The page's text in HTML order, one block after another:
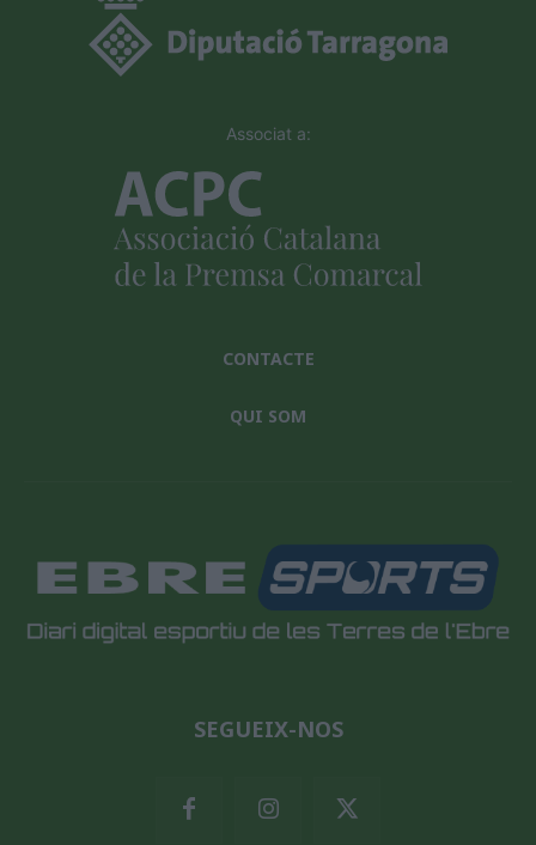
Associat a:
CONTACTE
QUI SOM
SEGUEIX-NOS